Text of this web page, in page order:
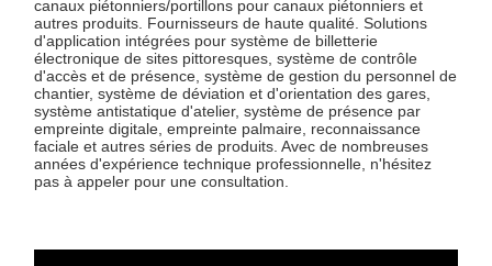
canaux piétonniers/portillons pour canaux piétonniers et
autres produits. Fournisseurs de haute qualité. Solutions
d'application intégrées pour système de billetterie
électronique de sites pittoresques, système de contrôle
d'accès et de présence, système de gestion du personnel de
chantier, système de déviation et d'orientation des gares,
système antistatique d'atelier, système de présence par
empreinte digitale, empreinte palmaire, reconnaissance
faciale et autres séries de produits. Avec de nombreuses
années d'expérience technique professionnelle, n'hésitez
pas à appeler pour une consultation.